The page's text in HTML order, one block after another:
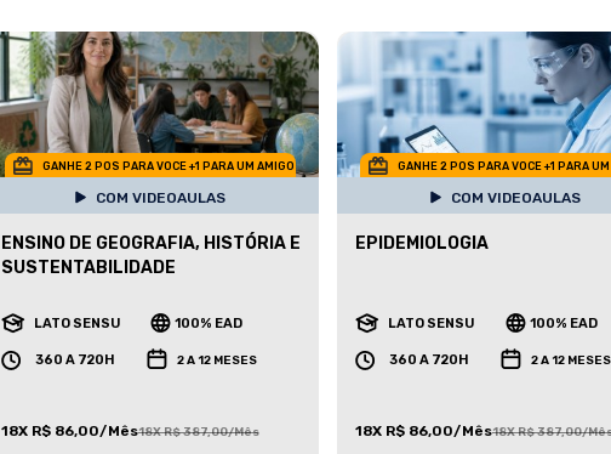
GANHE 2 POS PARA VOCE +1 PARA UM AMIGO
COM VIDEOAULAS
ENSINO DE GEOGRAFIA, HISTÓRIA E
SUSTENTABILIDADE
LATO SENSU 100% EAD
360 A 720H 2 A 12 MESES
18X R$ 86,00/Mês18X R$ 387,00/Mês
GANHE 2 POS PARA VOCE +1 PARA UM
COM VIDEOAULAS
EPIDEMIOLOGIA
LATO SENSU 100% EAD
360 A 720H 2 A 12 MESES
18X R$ 86,00/Mês18X R$ 387,00/